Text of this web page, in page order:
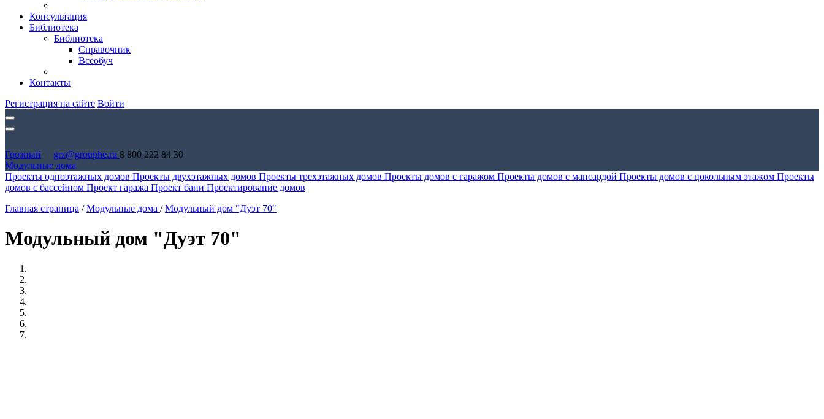
Консультация
Библиотека
Библиотека
Справочник
Всеобуч
Контакты
Регистрация на сайте Войти
Грозный grz@grouphe.ru 8 800 222 84 30
Модульные дома
Проекты одноэтажных домов Проекты двухэтажных домов Проекты трехэтажных домов Проекты домов с гаражом Проекты домов с мансардой Проекты домов с цокольным этажом Проекты
домов с бассейном Проект гаража Проект бани Проектирование домов
Главная страница / Модульные дома / Модульный дом "Дуэт 70"
Модульный дом "Дуэт 70"